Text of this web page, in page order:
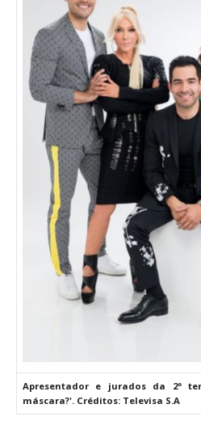
Apresentador e jurados da 2ª
máscara?'. Créditos: Televisa S.A